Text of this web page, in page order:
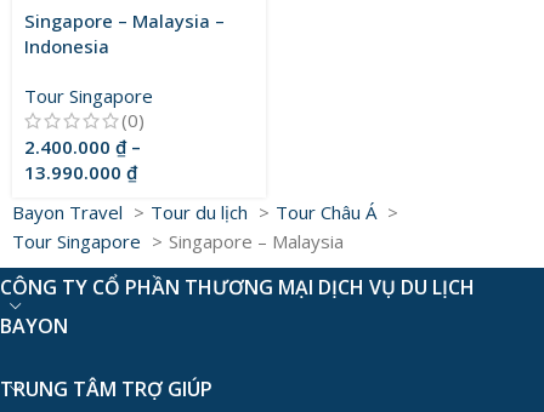
Singapore – Malaysia –
Indonesia
Tour Singapore
(0)
2.400.000 ₫ –
13.990.000 ₫
Bayon Travel
Tour du lịch
Tour Châu Á
Tour Singapore
Singapore – Malaysia
CÔNG TY CỔ PHẦN THƯƠNG MẠI DỊCH VỤ DU LỊCH
BAYON
TRUNG TÂM TRỢ GIÚP